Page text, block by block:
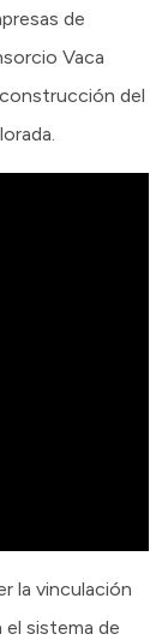
de
Vaca
del
la vinculación
sistema de